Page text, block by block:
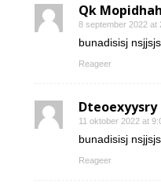
Qk
8 september 2022 at
bunadisisj
Reageer
Dteoexyysry
11 oktober 2022 at
bunadisisj
Reageer